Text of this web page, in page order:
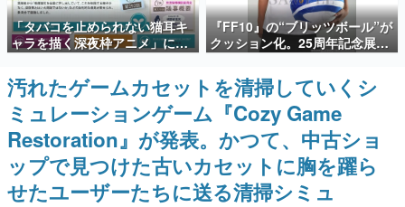
殿堂入り記事
SNS拡散数が数千以上！ ページビュー数万以上！ などな
ど。多くの人々に読まれた、電ファミ渾身の“殿堂入り”記
事をまとめました。
ゲームの企画書
名作ゲームクリエイターの方々に製作時のエピソードをお
聞きし、ヒットする企画（ゲーム）とは何か？を探ってい
きます。
赫本
この物語を解いてはいけない。『赫本』は、〈試験問題〉
の形をした短編ホラー小説集です。
「タバコを止められない猫耳キ
ャラを描く深夜枠アニメ」に視
聴者の一部から批判意見。違法
薬物の使用と思しき描写も含め
て、BPOが議論を交わす
『FF10』の“ブリッツボール”が
クッション化。25周年記念展
「FINAL FANTASY X
MUSEUM-幻光の記憶-」のグッ
ズ情報が一部公開
汚れたゲームカセットを清掃していくシ
ミュレーションゲーム『Cozy Game
Restoration』が発表。かつて、中古ショ
ップで見つけた古いカセットに胸を躍ら
せたユーザーたちに送る清掃シミュ